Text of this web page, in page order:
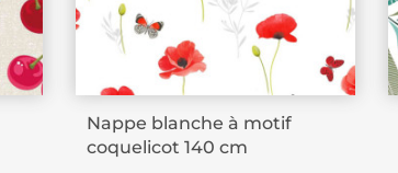
Nappe blanche à motif
coquelicot 140 cm